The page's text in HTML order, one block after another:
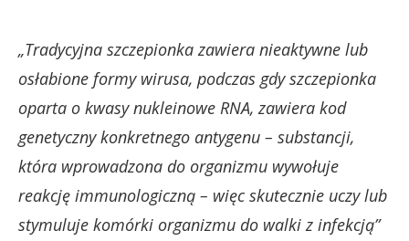
„Tradycyjna szczepionka zawiera nieaktywne lub
osłabione formy wirusa, podczas gdy szczepionka
oparta o kwasy nukleinowe RNA, zawiera kod
genetyczny konkretnego antygenu – substancji,
która wprowadzona do organizmu wywołuje
reakcję immunologiczną – więc skutecznie uczy lub
stymuluje komórki organizmu do walki z infekcją”